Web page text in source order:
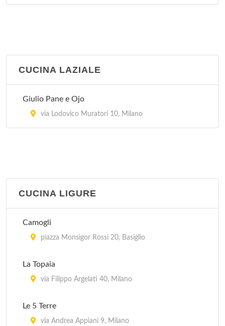
CUCINA LAZIALE
Giulio Pane e Ojo
via Lodovico Muratori 10, Milano
CUCINA LIGURE
Camogli
piazza Monsigor Rossi 20, Basiglio
La Topaia
via Filippo Argelati 40, Milano
Le 5 Terre
via Andrea Appiani 9, Milano